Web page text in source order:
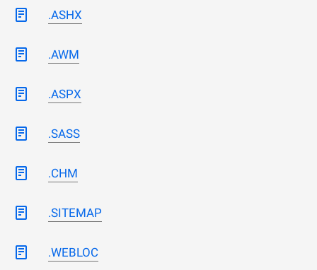
.ASHX
.AWM
.ASPX
.SASS
.CHM
.SITEMAP
.WEBLOC